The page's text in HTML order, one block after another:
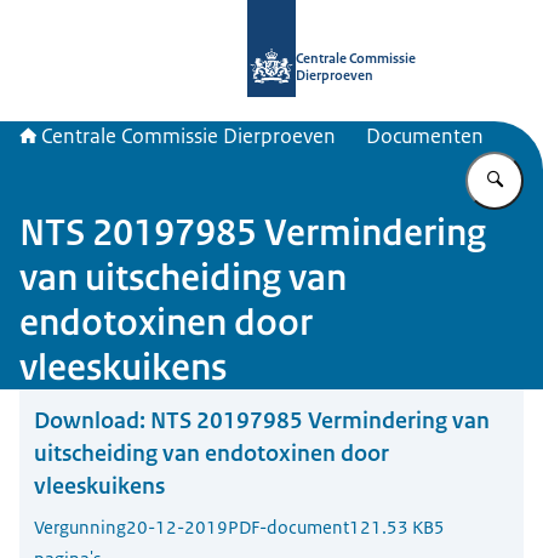
Centrale Commissie
Dierproeven
Centrale Commissie Dierproeven Documenten
NTS 20197985 Vermindering
van uitscheiding van
endotoxinen door
vleeskuikens
Download: NTS 20197985 Vermindering van
uitscheiding van endotoxinen door
vleeskuikens
Vergunning20-12-2019PDF-document121.53 KB5